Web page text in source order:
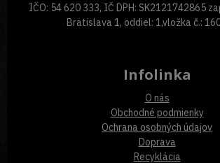
IČO: 54 620 333, IČ DPH: SK2121742865
Bratislava 1, oddiel: 1,vložka č.:
Infolinka
O nás
Obchodné podmienky
Ochrana osobných údajov
Doprava
Recyklácia